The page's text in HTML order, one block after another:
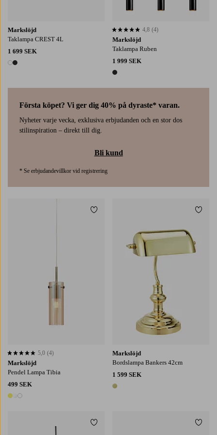
Markslöjd
Taklampa CREST 4L
1 699 SEK
2 färger
Markslöjd
Taklampa Ruben
1 999 SEK
1 färg
4,8 baserat på 4 st betyg
4,8 (4)
Första köpet? Vi ger dig 40% på dyraste* varan.
Nyheter varje vecka, exklusiva erbjudanden och en stor dos
stilinspiration – direkt till dig.
Bli kund
* Se erbjudandevillkor vid registrering
Markslöjd
Pendel Lampa Tibia
499 SEK
3 färger
5,0 baserat på 4 st betyg
5,0 (4)
Lägg till i favoriter
Markslöjd
Bordslampa Bankers 42cm
1 599 SEK
1 färg
Lägg till i favoriter